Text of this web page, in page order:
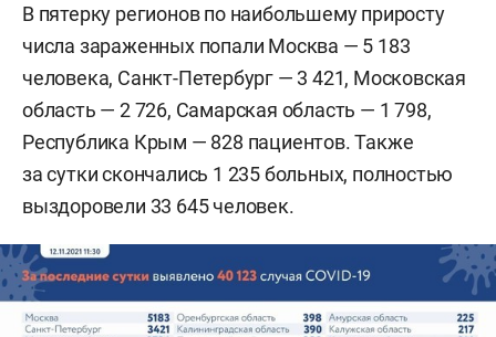
В пятерку регионов по наибольшему приросту
числа зараженных попали Москва — 5 183
человека, Санкт-Петербург — 3 421, Московская
область — 2 726, Самарская область — 1 798,
Республика Крым — 828 пациентов. Также
за сутки скончались 1 235 больных, полностью
выздоровели 33 645 человек.